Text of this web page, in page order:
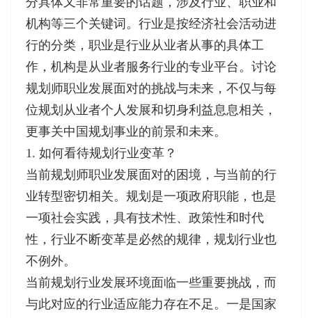
机构等三个关键词。行业是按经济社会活动进
行的分类，职业是行业从业者从事的具体工
作，机构是从业者服务行业的专业平台。讨论
规划师职业发展面对的挑战与未来，不仅与每
位规划从业者个人发展和切身利益息息相关，
更事关中国规划事业的前景和未来。
1. 如何看待规划行业变革？
当前规划师职业发展面对的困境，与当前的行
业转型密切相关。规划是一项政府职能，也是
一项社会实践，具有技术性、政策性和时代
性，行业不断变革是必然的规律，规划行业也
不例外。
当前规划行业发展环境面临一些重要挑战，而
与此对应的行业适应能力存在不足。一是国家